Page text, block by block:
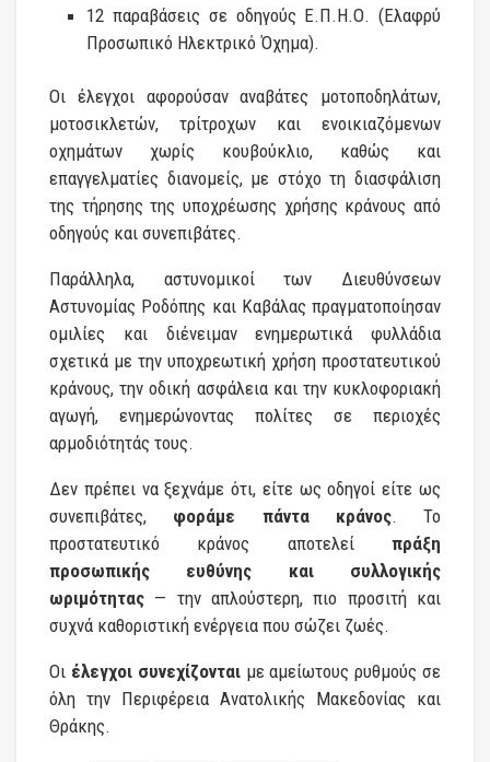
12 παραβάσεις σε οδηγούς Ε.Π.Η.Ο. (Ελαφρύ
Προσωπικό Ηλεκτρικό Όχημα).
Οι έλεγχοι αφορούσαν αναβάτες μοτοποδηλάτων,
μοτοσικλετών, τρίτροχων και ενοικιαζόμενων
οχημάτων χωρίς κουβούκλιο, καθώς και
επαγγελματίες διανομείς, με στόχο τη διασφάλιση
της τήρησης της υποχρέωσης χρήσης κράνους από
οδηγούς και συνεπιβάτες.
Παράλληλα, αστυνομικοί των Διευθύνσεων
Αστυνομίας Ροδόπης και Καβάλας πραγματοποίησαν
ομιλίες και διένειμαν ενημερωτικά φυλλάδια
σχετικά με την υποχρεωτική χρήση προστατευτικού
κράνους, την οδική ασφάλεια και την κυκλοφοριακή
αγωγή, ενημερώνοντας πολίτες σε περιοχές
αρμοδιότητάς τους.
Δεν πρέπει να ξεχνάμε ότι, είτε ως οδηγοί είτε ως
συνεπιβάτες, φοράμε πάντα κράνος. Το
προστατευτικό κράνος αποτελεί πράξη
προσωπικής ευθύνης και συλλογικής
ωριμότητας — την απλούστερη, πιο προσιτή και
συχνά καθοριστική ενέργεια που σώζει ζωές.
Οι έλεγχοι συνεχίζονταιμε αμείωτους ρυθμούς σε
όλη την Περιφέρεια Ανατολικής Μακεδονίας και
Θράκης.